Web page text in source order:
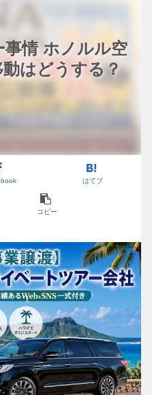
情 ホノルル空
はどうする？
はてブ
コピー